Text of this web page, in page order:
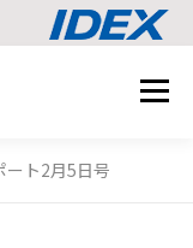
メニ
ート2月5日号